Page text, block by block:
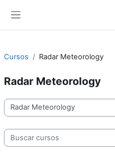
Cursos Radar Meteorology
Radar Meteorology
Categorías
Buscar cursos